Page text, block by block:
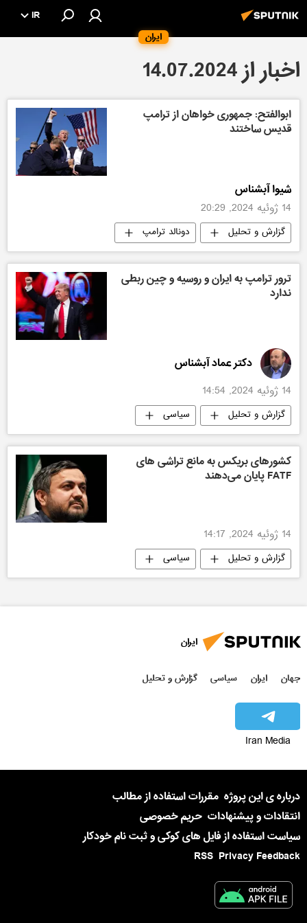
ایران
IR
اخبار از 14.07.2024
ابوالفتح: جمهوری خواهان از ترامپ
قدیس ساختند
شیوا آبشناس
14 ژوئیه 2024, 20:29
گزارش و تحلیل
دونالد ترامپ
آمریکا
ترور ترامپ به ایران و روسیه و چین ربطی
ندارد
دکتر عماد آبشناس
14 ژوئیه 2024, 14:54
گزارش و تحلیل سیاسی
کشورهای بریکس به مانع تراشی های
FATF پایان می‌دهند
14 ژوئیه 2024, 14:17
گزارش و تحلیل سیاسی
ایران
جهان ایران سیاسی گزارش و تحلیل
Iran Media
درباره ی این پروژه مقررات استفاده از مطالب
انتقادات و پیشنهادات حریم خصوصی
سیاست استفاده از فایل های کوکی و ثبت نام خودکار
Privacy Feedback
RSS